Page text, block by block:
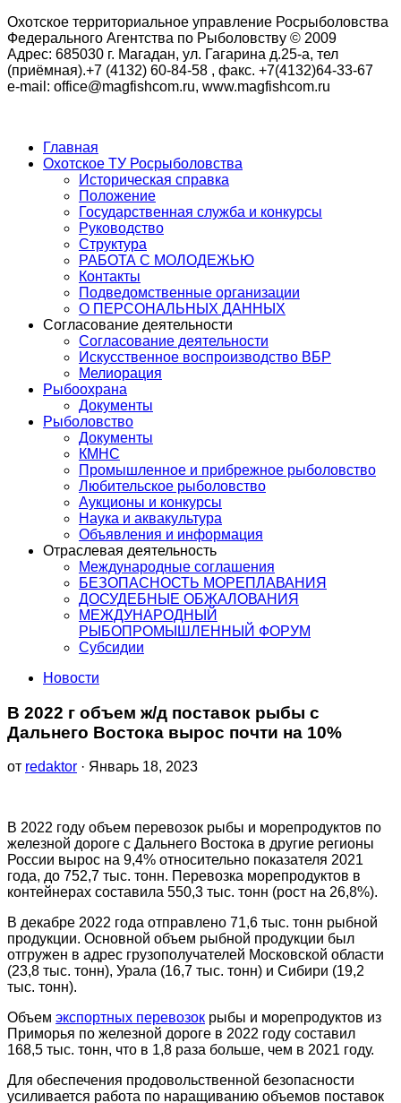
Охотское территориальное управление Росрыболовства
Федерального Агентства по Рыболовству © 2009
Адрес: 685030 г. Магадан, ул. Гагарина д.25-а, тел
(приёмная).+7 (4132) 60-84-58 , факс. +7(4132)64-33-67
e-mail: office@magfishcom.ru, www.magfishcom.ru
Главная
Охотское ТУ Росрыболовства
Историческая справка
Положение
Государственная служба и конкурсы
Руководство
Структура
РАБОТА С МОЛОДЕЖЬЮ
Контакты
Подведомственные организации
О ПЕРСОНАЛЬНЫХ ДАННЫХ
Согласование деятельности
Согласование деятельности
Искусственное воспроизводство ВБР
Мелиорация
Рыбоохрана
Документы
Рыболовство
Документы
КМНС
Промышленное и прибрежное рыболовство
Любительское рыболовство
Аукционы и конкурсы
Наука и аквакультура
Объявления и информация
Отраслевая деятельность
Международные соглашения
БЕЗОПАСНОСТЬ МОРЕПЛАВАНИЯ
ДОСУДЕБНЫЕ ОБЖАЛОВАНИЯ
МЕЖДУНАРОДНЫЙ
РЫБОПРОМЫШЛЕННЫЙ ФОРУМ
Субсидии
Новости
В 2022 г объем ж/д поставок рыбы с
Дальнего Востока вырос почти на 10%
от redaktor · Январь 18, 2023
В 2022 году объем перевозок рыбы и морепродуктов по
железной дороге с Дальнего Востока в другие регионы
России вырос на 9,4% относительно показателя 2021
года, до 752,7 тыс. тонн. Перевозка морепродуктов в
контейнерах составила 550,3 тыс. тонн (рост на 26,8%).
В декабре 2022 года отправлено 71,6 тыс. тонн рыбной
продукции. Основной объем рыбной продукции был
отгружен в адрес грузополучателей Московской области
(23,8 тыс. тонн), Урала (16,7 тыс. тонн) и Сибири (19,2
тыс. тонн).
Объем экспортных перевозок рыбы и морепродуктов из
Приморья по железной дороге в 2022 году составил
168,5 тыс. тонн, что в 1,8 раза больше, чем в 2021 году.
Для обеспечения продовольственной безопасности
усиливается работа по наращиванию объемов поставок